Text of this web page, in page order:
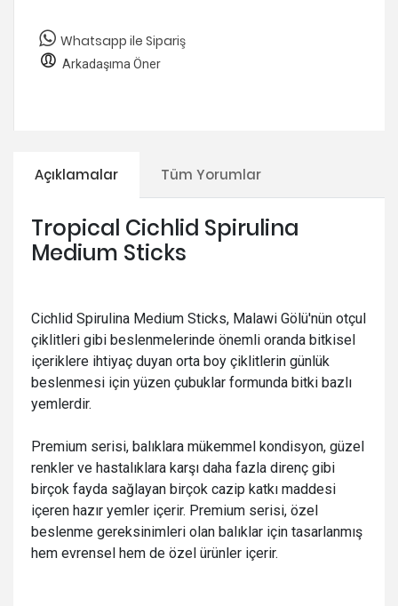
Whatsapp ile Sipariş
Arkadaşıma Öner
Açıklamalar Tüm Yorumlar
Tropical Cichlid Spirulina
Medium Sticks
Cichlid Spirulina Medium Sticks, Malawi Gölü'nün otçul
çiklitleri gibi beslenmelerinde önemli oranda bitkisel
içeriklere ihtiyaç duyan orta boy çiklitlerin günlük
beslenmesi için yüzen çubuklar formunda bitki bazlı
yemlerdir.
Premium serisi, balıklara mükemmel kondisyon, güzel
renkler ve hastalıklara karşı daha fazla direnç gibi
birçok fayda sağlayan birçok cazip katkı maddesi
içeren hazır yemler içerir. Premium serisi, özel
beslenme gereksinimleri olan balıklar için tasarlanmış
hem evrensel hem de özel ürünler içerir.